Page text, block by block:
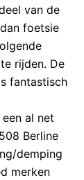
van de
foetsie
rijden. De
fantastisch
al net
Berline
demping
merken